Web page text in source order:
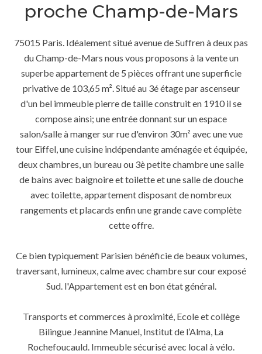
proche Champ-de-Mars
75015 Paris. Idéalement situé avenue de Suffren à deux pas
du Champ-de-Mars nous vous proposons à la vente un
superbe appartement de 5 pièces offrant une superficie
privative de 103,65 m². Situé au 3é étage par ascenseur
d'un bel immeuble pierre de taille construit en 1910 il se
compose ainsi; une entrée donnant sur un espace
salon/salle à manger sur rue d'environ 30m² avec une vue
tour Eiffel, une cuisine indépendante aménagée et équipée,
deux chambres, un bureau ou 3è petite chambre une salle
de bains avec baignoire et toilette et une salle de douche
avec toilette, appartement disposant de nombreux
rangements et placards enfin une grande cave complète
cette offre.
Ce bien typiquement Parisien bénéficie de beaux volumes,
traversant, lumineux, calme avec chambre sur cour exposé
Sud. l'Appartement est en bon état général.
Transports et commerces à proximité, Ecole et collège
Bilingue Jeannine Manuel, Institut de l’Alma, La
Rochefoucauld. Immeuble sécurisé avec local à vélo.